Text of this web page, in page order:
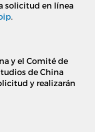
solicitud en línea
.
y el Comité de
de China
y realizarán